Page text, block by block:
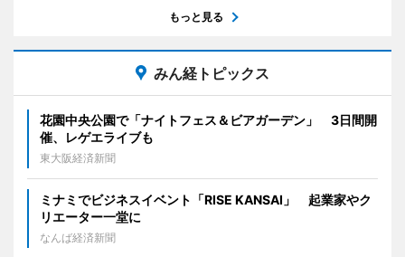
もっと見る
みん経トピックス
花園中央公園で「ナイトフェス＆ビアガーデン」 3日間開
催、レゲエライブも
東大阪経済新聞
ミナミでビジネスイベント「RISE KANSAI」 起業家やク
リエーター一堂に
なんば経済新聞